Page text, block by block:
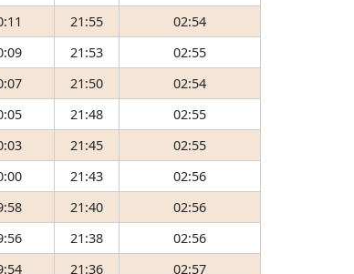
21:55
02:54
21:53
02:55
21:50
02:54
21:48
02:55
21:45
02:55
21:43
02:56
21:40
02:56
21:38
02:56
21:36
02:57